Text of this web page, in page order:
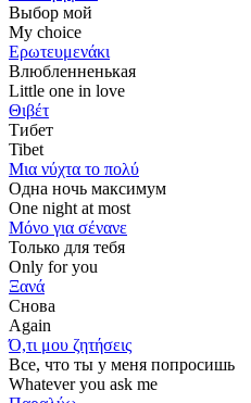
Выбор мой
My choice
Ερωτευμενάκι
Влюбленненькая
Little one in love
Θιβέτ
Тибет
Tibet
Μια νύχτα το πολύ
Одна ночь максимум
One night at most
Μόνο για σένανε
Только для тебя
Only for you
Ξανά
Снова
Again
Ό,τι μου ζητήσεις
Все, что ты у меня попросишь
Whatever you ask me